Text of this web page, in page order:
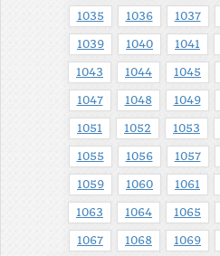
1035 1036 1037
1039 1040 1041
1043 1044 1045
1047 1048 1049
1051 1052 1053
1055 1056 1057
1059 1060 1061
1063 1064 1065
1067 1068 1069